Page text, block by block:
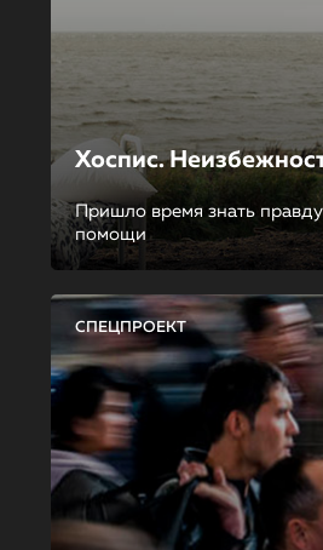
Хоспис.
Пришло время знать
помощи
СПЕЦПРОЕКТ